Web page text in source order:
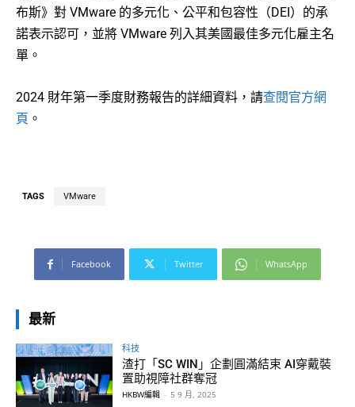
布斯》對 VMware 的多元化、公平和包容性（DEI）的承
諾表示認可，並將 VMware 列入其美國最佳多元化雇主名
單。
2024 財年第一季度財務報告的詳細資料，請查閱官方網
頁 。
TAGS VMware
Facebook Twitter WhatsApp
最新
科技
渣打「SC WIN」企劃圓滿結束 AI穿戴裝
置助視障社群奪冠
HKBW編輯 - 5 9 月, 2025